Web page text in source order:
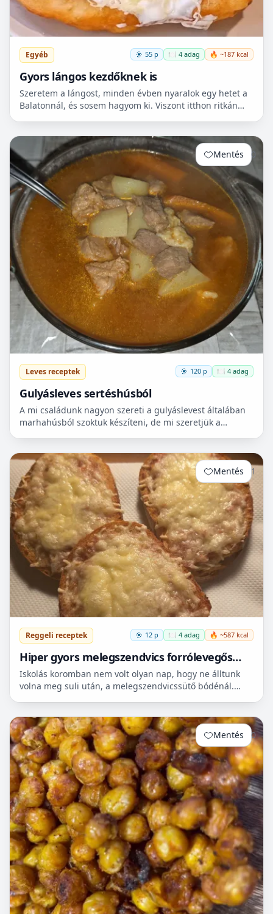
Egyéb 55 p 🍽️ 4 adag 🔥 ~187 kcal
Gyors lángos kezdőknek is
Szeretem a lángost, minden évben nyaralok egy hetet a
Balatonnál, és sosem hagyom ki. Viszont itthon ritkán
Mentés 0
Leves receptek 120 p 🍽️ 4 adag
Gulyásleves sertéshúsból
A mi családunk nagyon szereti a gulyáslevest általában
marhahúsból szoktuk készíteni, de mi szeretjük a
Mentés 1
Reggeli receptek 12 p 🍽️ 4 adag 🔥 ~587 kcal
Hiper gyors melegszendvics forrólevegős
sütőbe
Iskolás koromban nem volt olyan nap, hogy ne álltunk
volna meg suli után, a melegszendvicssütő bódénál.
Mentés 0